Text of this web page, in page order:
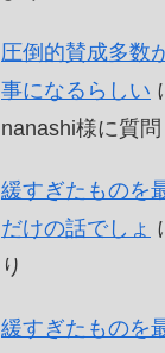
圧倒的賛成多数
事になるらしい
nanashi様に質問
緩すぎたものを
だけの話でしょ
り
緩すぎたものを